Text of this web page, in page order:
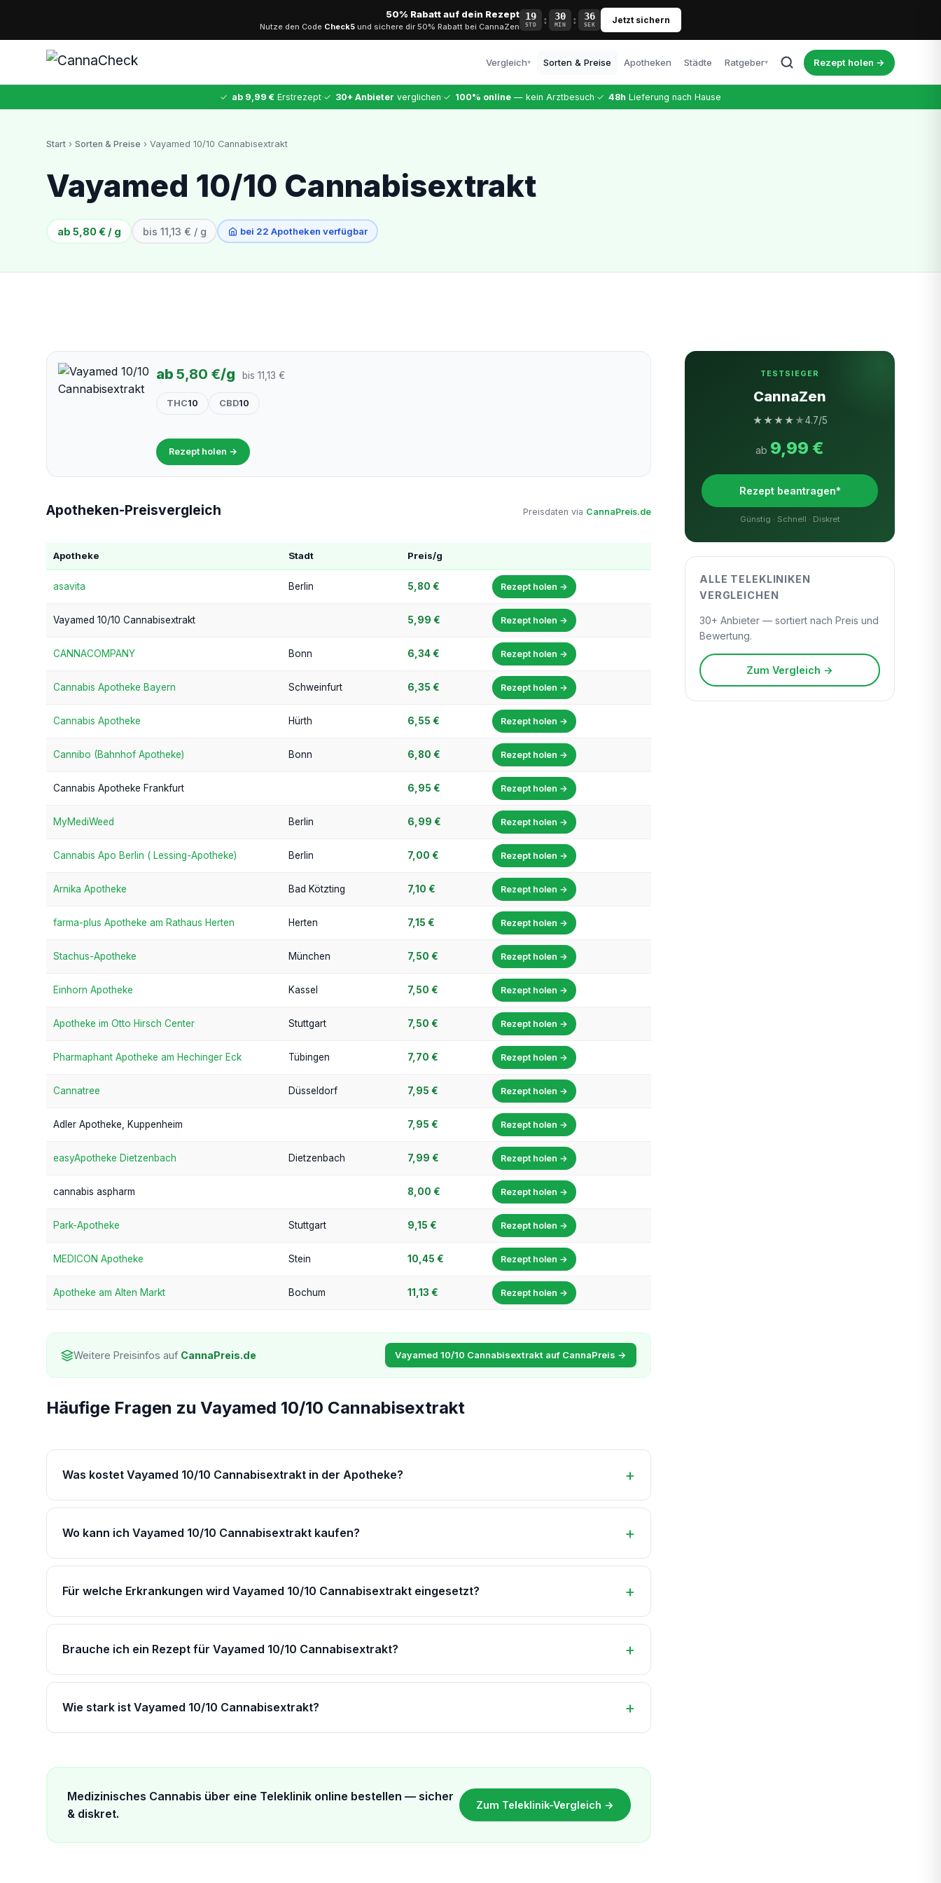
50% Rabatt auf dein Rezept
Nutze den Code Check5 und sichere dir 50% Rabatt bei CannaZen
19
STD : 30
MIN : 35
SEK Jetzt sichern
Vergleich▾
Vollständiger Vergleich
Dr. Ansay
Top-Arztqualität
Sorten & Preise Apotheken Städte Ratgeber▾ Rezept holen →
✓ ab 9,99 € Erstrezept·✓ 30+ Anbieter verglichen·✓ 100% online — kein Arztbesuch·✓ 48h Lieferung nach Hause
✕
MDMA
CannaZen
Start › Sorten & Preise › Vayamed 10/10 Cannabisextrakt
Vayamed 10/10 Cannabisextrakt
ab 5,80 € / g bis 11,13 € / g bei 22 Apotheken verfügbar
ab 5,80 €/g bis 11,13 €
THC10 CBD10
Rezept holen →
Apotheken-Preisvergleich Preisdaten via CannaPreis.de
Apotheke Stadt Preis/g
asavita Berlin 5,80 € Rezept holen →
Vayamed 10/10 Cannabisextrakt 5,99 € Rezept holen →
CANNACOMPANY Bonn 6,34 € Rezept holen →
Cannabis Apotheke Bayern Schweinfurt 6,35 € Rezept holen →
Cannabis Apotheke Hürth 6,55 € Rezept holen →
Cannibo (Bahnhof Apotheke) Bonn 6,80 € Rezept holen →
Cannabis Apotheke Frankfurt 6,95 € Rezept holen →
MyMediWeed Berlin 6,99 € Rezept holen →
Cannabis Apo Berlin ( Lessing-Apotheke) Berlin 7,00 € Rezept holen →
Arnika Apotheke Bad Kötzting 7,10 € Rezept holen →
farma-plus Apotheke am Rathaus Herten Herten 7,15 € Rezept holen →
Stachus-Apotheke München 7,50 € Rezept holen →
Einhorn Apotheke Kassel 7,50 € Rezept holen →
Apotheke im Otto Hirsch Center Stuttgart 7,50 € Rezept holen →
Pharmaphant Apotheke am Hechinger Eck Tübingen 7,70 € Rezept holen →
Cannatree Düsseldorf 7,95 € Rezept holen →
Adler Apotheke, Kuppenheim 7,95 € Rezept holen →
easyApotheke Dietzenbach Dietzenbach 7,99 € Rezept holen →
cannabis aspharm 8,00 € Rezept holen →
Park-Apotheke Stuttgart 9,15 € Rezept holen →
MEDICON Apotheke Stein 10,45 € Rezept holen →
Apotheke am Alten Markt Bochum 11,13 € Rezept holen →
Weitere Preisinfos auf CannaPreis.de Vayamed 10/10 Cannabisextrakt auf CannaPreis →
Häufige Fragen zu Vayamed 10/10 Cannabisextrakt
Was kostet Vayamed 10/10 Cannabisextrakt in der Apotheke?
Wo kann ich Vayamed 10/10 Cannabisextrakt kaufen?
Für welche Erkrankungen wird Vayamed 10/10 Cannabisextrakt eingesetzt?
Brauche ich ein Rezept für Vayamed 10/10 Cannabisextrakt?
Wie stark ist Vayamed 10/10 Cannabisextrakt?
Medizinisches Cannabis über eine Teleklinik online bestellen — sicher
& diskret.
Zum Teleklinik-Vergleich →
TESTSIEGER
CannaZen
★★★★ ★4.7/5
ab 9,99 €
Rezept beantragen*
Günstig · Schnell · Diskret
ALLE TELEKLINIKEN
VERGLEICHEN
30+ Anbieter — sortiert nach Preis und
Bewertung.
Zum Vergleich →